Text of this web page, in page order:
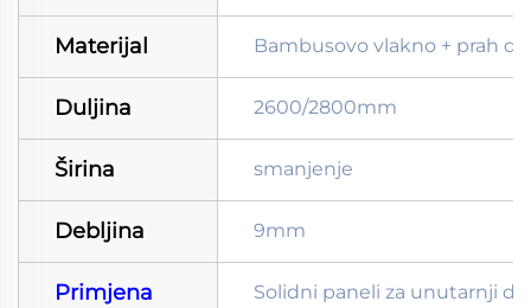
Materijal Bambusovo vlakno + prah
Duljina 2600/2800mm
Širina smanjenje
Debljina 9mm
Primjena Solidni paneli za unutarnji